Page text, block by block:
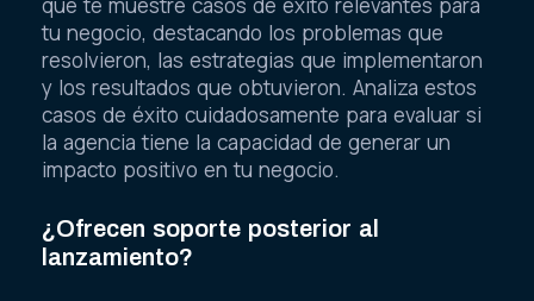
tu negocio, destacando los problemas que
resolvieron, las estrategias que implementaron
y los resultados que obtuvieron. Analiza estos
casos de éxito cuidadosamente para evaluar si
la agencia tiene la capacidad de generar un
impacto positivo en tu negocio.
¿Ofrecen soporte posterior al
lanzamiento?